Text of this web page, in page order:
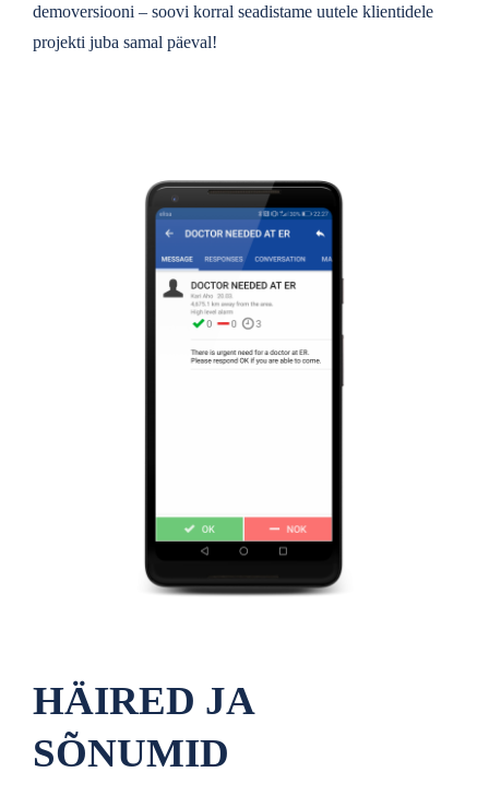
demoversiooni – soovi korral seadistame uutele klientidele
projekti juba samal päeval!
HÄIRED JA
SÕNUMID